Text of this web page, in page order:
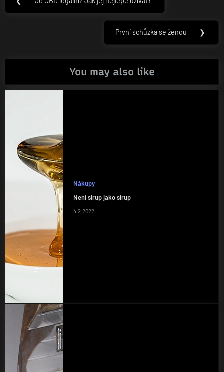
pro
Previous
Next
První schůzka se ženou ❯
You may also like
Nákupy
Není sirup jako sirup
4.2.2022